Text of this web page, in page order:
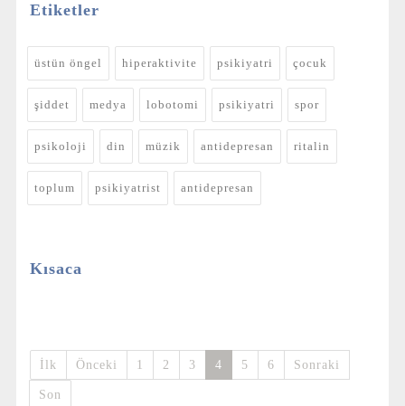
Etiketler
üstün öngel hiperaktivite psikiyatri çocuk
şiddet medya lobotomi psikiyatri spor
psikoloji din müzik antidepresan ritalin
toplum psikiyatrist antidepresan
Kısaca
İlk Önceki 1 2 3 4 5 6 Sonraki
Son